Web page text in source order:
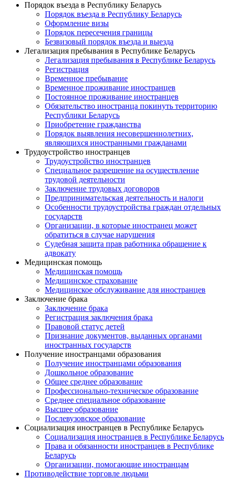
Порядок въезда в Республику Беларусь
Порядок въезда в Республику Беларусь
Оформление визы
Порядок пересечения границы
Безвизовый порядок въезда и выезда
Легализация пребывания в Республике Беларусь
Легализация пребывания в Республике Беларусь
Регистрация
Временное пребывание
Временное проживание иностранцев
Постоянное проживание иностранцев
Обязательство иностранца покинуть территорию
Республики Беларусь
Приобретение гражданства
Порядок выявления несовершеннолетних,
являющихся иностранными гражданами
Трудоустройство иностранцев
Трудоустройство иностранцев
Специальное разрешение на осуществление
трудовой деятельности
Заключение трудовых договоров
Предпринимательская деятельность и налоги
Особенности трудоустройства граждан отдельных
государств
Организации, в которые иностранец может
обратиться в случае нарушения
Судебная защита прав работника обращение к
адвокату
Медицинская помощь
Медицинская помощь
Медицинское страхование
Медицинское обслуживание для иностранцев
Заключение брака
Заключение брака
Регистрация заключения брака
Правовой статус детей
Признание документов, выданных органами
иностранных государств
Получение иностранцами образования
Получение иностранцами образования
Дошкольное образование
Общее среднее образование
Профессионально-техническое образование
Среднее специальное образование
Высшее образование
Послевузовское образование
Социализация иностранцев в Республике Беларусь
Социализация иностранцев в Республике Беларусь
Права и обязанности иностранцев в Республике
Беларусь
Oрганизации, помогающие иностранцам
Противодействие торговле людьми